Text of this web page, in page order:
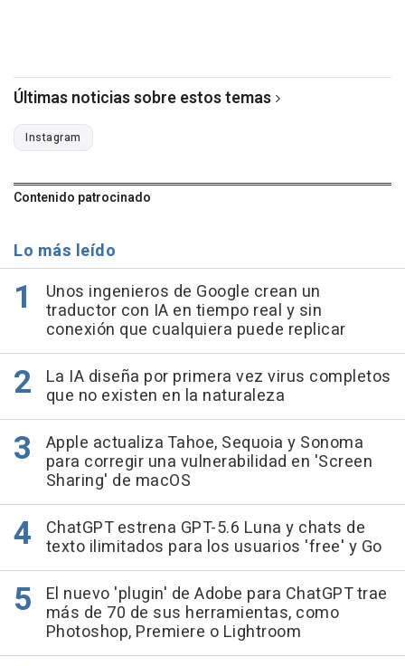
Últimas noticias sobre estos temas
Instagram
Contenido patrocinado
Lo más leído
Unos ingenieros de Google crean un
traductor con IA en tiempo real y sin
conexión que cualquiera puede replicar
La IA diseña por primera vez virus completos
que no existen en la naturaleza
Apple actualiza Tahoe, Sequoia y Sonoma
para corregir una vulnerabilidad en 'Screen
Sharing' de macOS
ChatGPT estrena GPT-5.6 Luna y chats de
texto ilimitados para los usuarios 'free' y Go
El nuevo 'plugin' de Adobe para ChatGPT trae
más de 70 de sus herramientas, como
Photoshop, Premiere o Lightroom